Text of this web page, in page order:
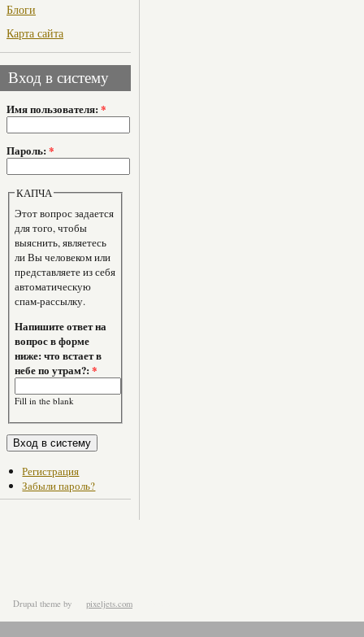
Блоги
Карта сайта
Вход в систему
Имя пользователя: *
Пароль: *
КАПЧА
Этот вопрос задается
для того, чтобы
выяснить, являетесь
ли Вы человеком или
представляете из себя
автоматическую
спам-рассылку.
Напишите ответ на
вопрос в форме
ниже: что встает в
небе по утрам?:*
Fill in the blank
Регистрация
Забыли пароль?
Drupal theme by pixeljets.com